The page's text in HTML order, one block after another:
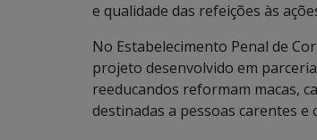
e qualidade das refeições às
No Estabelecimento Penal de
projeto desenvolvido em
reeducandos reformam macas,
destinadas a pessoas carentes e